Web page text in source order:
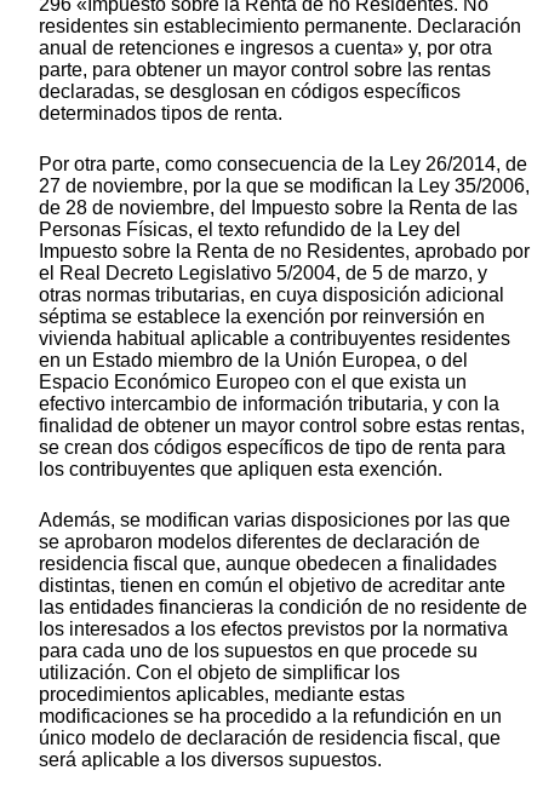
296 «Impuesto sobre la Renta de no Residentes. No
residentes sin establecimiento permanente. Declaración
anual de retenciones e ingresos a cuenta» y, por otra
parte, para obtener un mayor control sobre las rentas
declaradas, se desglosan en códigos específicos
determinados tipos de renta.
Por otra parte, como consecuencia de la Ley 26/2014, de
27 de noviembre, por la que se modifican la Ley 35/2006,
de 28 de noviembre, del Impuesto sobre la Renta de las
Personas Físicas, el texto refundido de la Ley del
Impuesto sobre la Renta de no Residentes, aprobado por
el Real Decreto Legislativo 5/2004, de 5 de marzo, y
otras normas tributarias, en cuya disposición adicional
séptima se establece la exención por reinversión en
vivienda habitual aplicable a contribuyentes residentes
en un Estado miembro de la Unión Europea, o del
Espacio Económico Europeo con el que exista un
efectivo intercambio de información tributaria, y con la
finalidad de obtener un mayor control sobre estas rentas,
se crean dos códigos específicos de tipo de renta para
los contribuyentes que apliquen esta exención.
Además, se modifican varias disposiciones por las que
se aprobaron modelos diferentes de declaración de
residencia fiscal que, aunque obedecen a finalidades
distintas, tienen en común el objetivo de acreditar ante
las entidades financieras la condición de no residente de
los interesados a los efectos previstos por la normativa
para cada uno de los supuestos en que procede su
utilización. Con el objeto de simplificar los
procedimientos aplicables, mediante estas
modificaciones se ha procedido a la refundición en un
único modelo de declaración de residencia fiscal, que
será aplicable a los diversos supuestos.